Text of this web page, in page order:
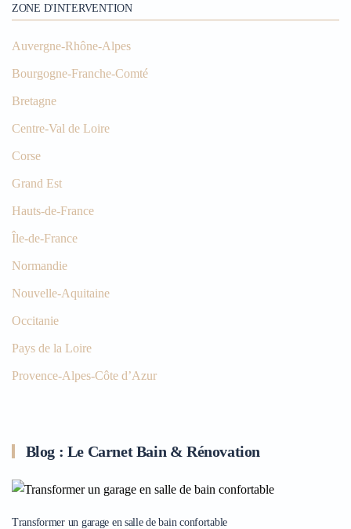
ZONE D'INTERVENTION
Auvergne-Rhône-Alpes
Bourgogne-Franche-Comté
Bretagne
Centre-Val de Loire
Corse
Grand Est
Hauts-de-France
Île-de-France
Normandie
Nouvelle-Aquitaine
Occitanie
Pays de la Loire
Provence-Alpes-Côte d’Azur
Blog : Le Carnet Bain & Rénovation
Transformer un garage en salle de bain confortable